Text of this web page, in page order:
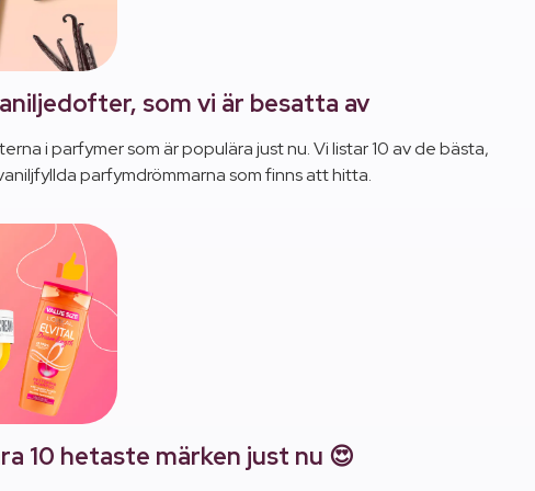
som vi är besatta av
i parfymer som är populära just nu. Vi listar 10 av de bästa,
parfymdrömmarna som finns att hitta.
10 hetaste märken just nu 😍